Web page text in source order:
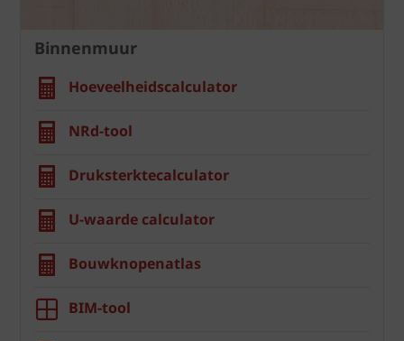
Binnenmuur
Hoeveelheidscalculator
NRd-tool
Druksterktecalculator
U-waarde calculator
Bouwknopenatlas
BIM-tool